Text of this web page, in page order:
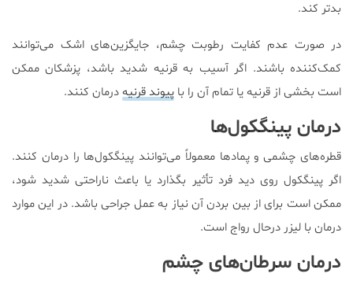
بدتر کند.
در صورت عدم کفایت رطوبت چشم، جایگزین‌های اشک می‌توانند
کمک‌کننده باشند. اگر آسیب به قرنیه شدید باشد، پزشکان ممکن
است بخشی از قرنیه یا تمام آن را با پیوند قرنیهدرمان کنند.
درمان پینگکول‌ها
قطره‌های چشمی و پمادها معمولاً می‌توانند پینگکول‌ها را درمان کنند.
اگر پینگکول روی دید فرد تأثیر بگذارد یا باعث ناراحتی شدید شود،
ممکن است برای از بین بردن آن نیاز به عمل جراحی باشد. در این موارد
درمان با لیزر درحال رواج است.
درمان سرطان‌های چشم